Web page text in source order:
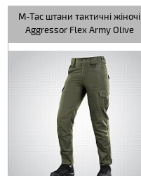
M-Tac штани тактичні жіночі
Aggressor Flex Army Olive